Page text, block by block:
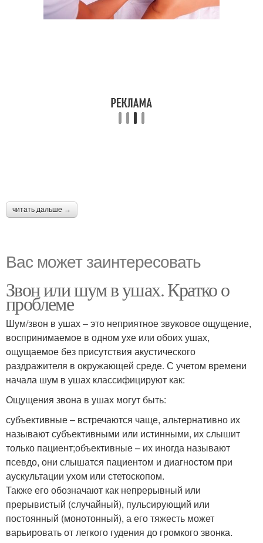
читать дальше →
Вас может заинтересовать
Звон или шум в ушах. Кратко о
проблеме
Шум/звон в ушах – это неприятное звуковое ощущение,
воспринимаемое в одном ухе или обоих ушах,
ощущаемое без присутствия акустического
раздражителя в окружающей среде. С учетом времени
начала шум в ушах классифицируют как:
Ощущения звона в ушах могут быть:
субъективные – встречаются чаще, альтернативно их
называют субъективными или истинными, их слышит
только пациент;объективные – их иногда называют
псевдо, они слышатся пациентом и диагностом при
аускультации ухом или стетоскопом.
Также его обозначают как непрерывный или
прерывистый (случайный), пульсирующий или
постоянный (монотонный), а его тяжесть может
варьировать от легкого гудения до громкого звонка.